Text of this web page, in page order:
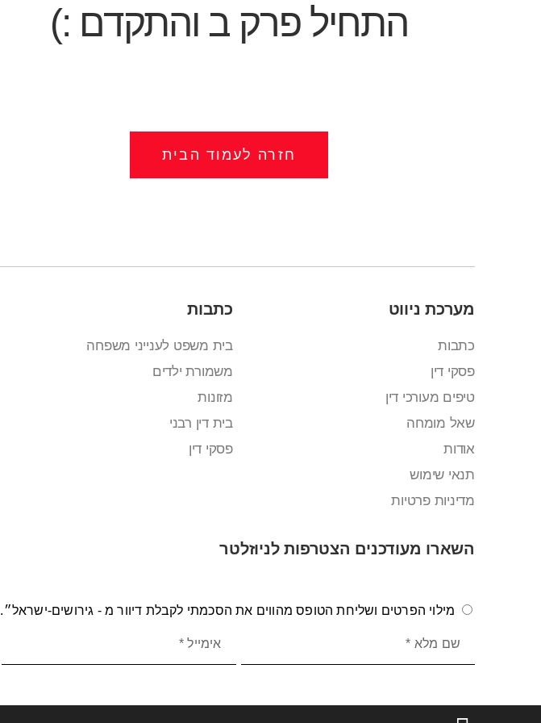
התחיל פרק ב והתקדם :)
חזרה לעמוד הבית
מערכת ניווט
כתבות
פסקי דין
טיפים מעורכי דין
שאל מומחה
אודות
תנאי שימוש
מדיניות פרטיות
כתבות
בית משפט לענייני משפחה
משמורת ילדים
מזונות
בית דין רבני
פסקי דין
השארו מעודכנים הצטרפות לניוזלטר
מילוי הפרטים ושליחת הטופס מהווים את הסכמתי לקבלת דיוור מ - גירושים-ישראל״.